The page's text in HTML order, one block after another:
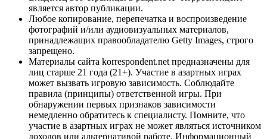
является автор публикации.
Любое копирование, перепечатка и воспроизведение
фотографий и/или аудиовизуальных материалов,
принадлежащих правообладателю Getty Images, строго
запрещено.
Материалы сайта korrespondent.net предназначены для
лиц старше 21 года (21+). Участие в азартных играх
может вызвать игровую зависимость. Соблюдайте
правила (принципы) ответственной игры. При
обнаружении первых признаков зависимости
немедленно обратитесь к специалисту. Помните, что
участие в азартных играх не может являться источником
доходов или альтернативой работе. Информационный